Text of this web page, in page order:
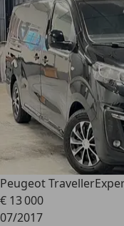
Peugeot Traveller
€ 13 000
07/2017